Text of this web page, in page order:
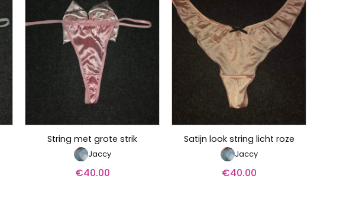
String met grote strik
Jaccy
€40.00
Satijn look string licht roze
Jaccy
€40.00